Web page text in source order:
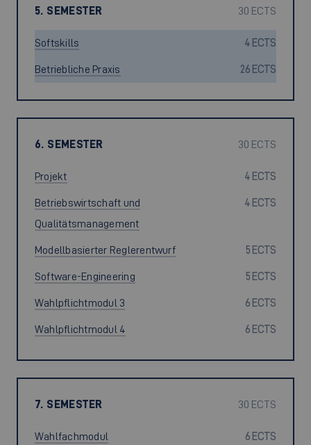
5. SEMESTER 30 ECTS
Softskills 4 ECTS
Betriebliche Praxis 26 ECTS
6. SEMESTER 30 ECTS
Projekt 4 ECTS
Betriebswirtschaft und
Qualitätsmanagement
4 ECTS
Modellbasierter Reglerentwurf 5 ECTS
Software-Engineering 5 ECTS
Wahlpflichtmodul 3 6 ECTS
Wahlpflichtmodul 4 6 ECTS
7. SEMESTER 30 ECTS
Wahlfachmodul 6 ECTS